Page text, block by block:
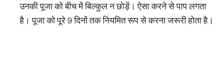
उनकी पूजा को बीच में बिल्कुल न छोड़ें। ऐसा करने से पाप लगता
है। पूजा को पूरे 9 दिनों तक नियमित रूप से करना जरूरी होता है।